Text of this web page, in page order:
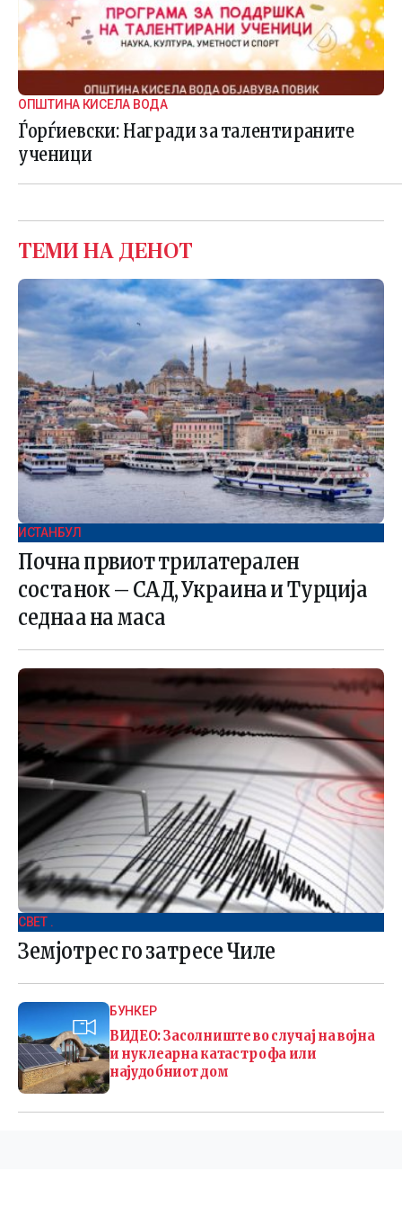
ОПШТИНА КИСЕЛА ВОДА
Ѓорѓиевски: Награди за талентираните
ученици
ТЕМИ НА ДЕНОТ
ИСТАНБУЛ
Почна првиот трилатерален
состанок – САД, Украина и Турција
седнаа на маса
СВЕТ .
Земјотрес го затресе Чиле
БУНКЕР
ВИДЕО: Засолниште во случај на војна
и нуклеарна катастрофа или
најудобниот дом